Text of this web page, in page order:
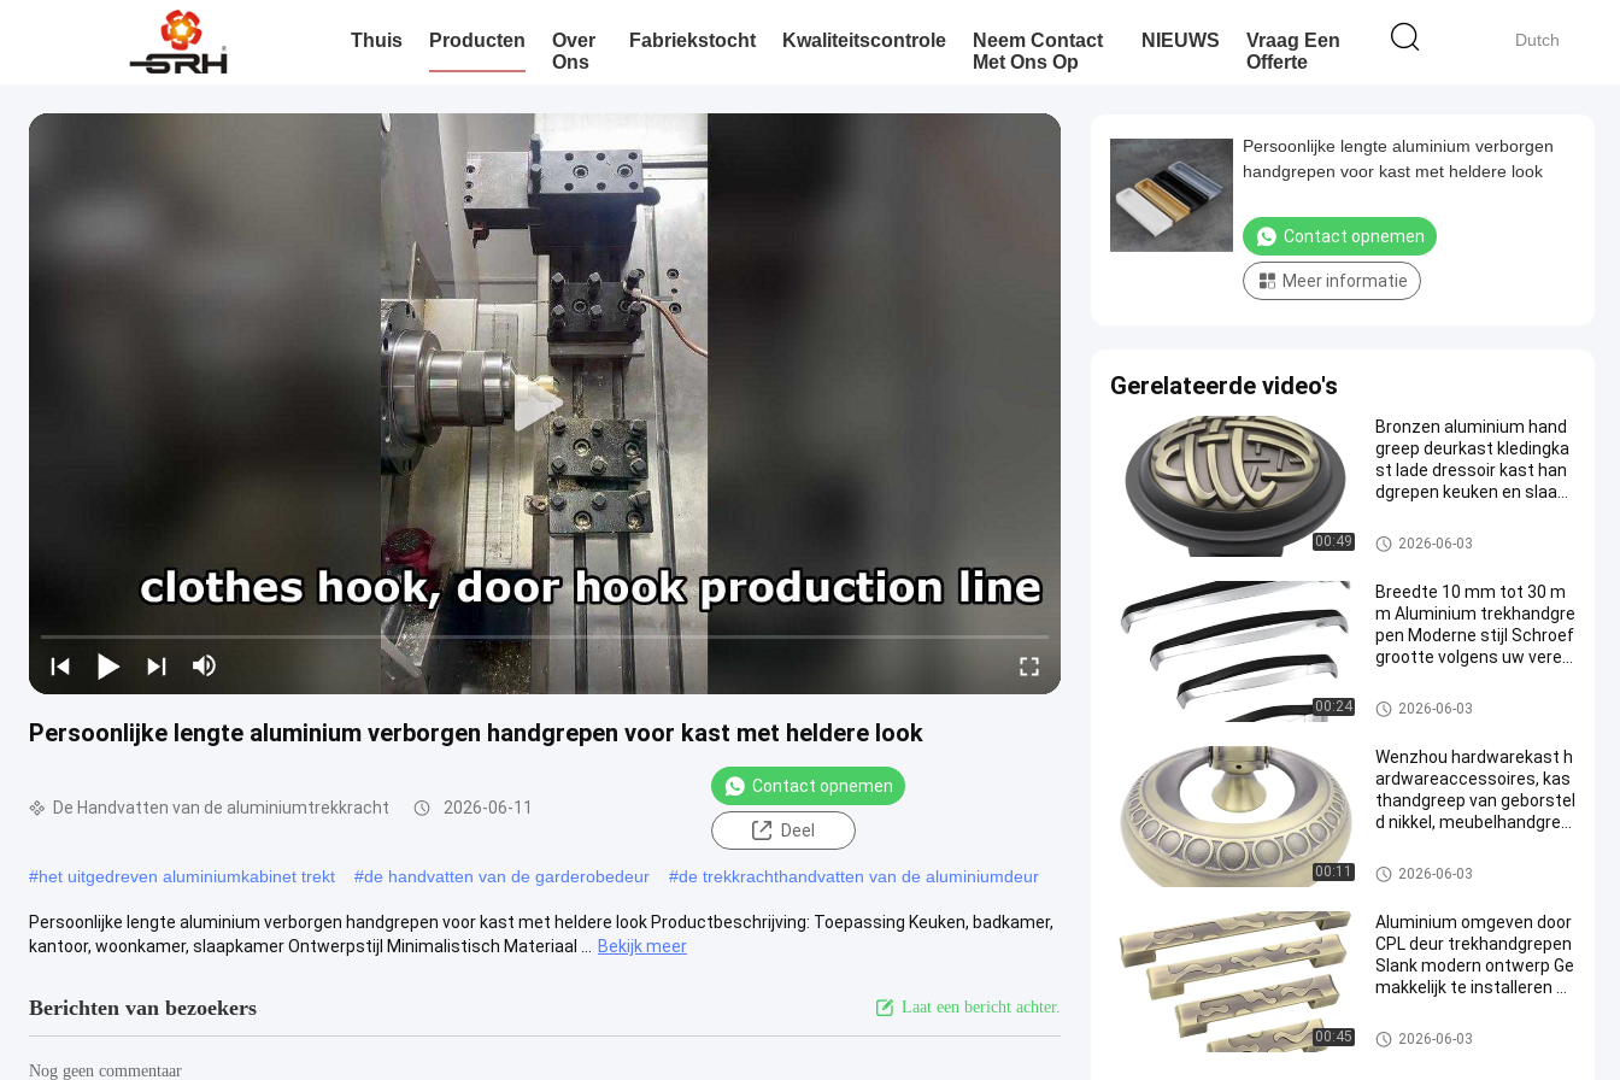
Dutch
Thuis Producten
Over
Ons
Fabriekstocht Kwaliteitscontrole
Neem Contact
Met Ons Op
NIEUWS
Vraag Een
Offerte
Persoonlijke lengte aluminium verborgen handgrepen voor kast met heldere look
De Handvatten van de aluminiumtrekkracht 2026-06-11
Contact opnemen
Deel
#het uitgedreven aluminiumkabinet trekt #de handvatten van de garderobedeur #de trekkrachthandvatten van de aluminiumdeur
Persoonlijke lengte aluminium verborgen handgrepen voor kast met heldere look Productbeschrijving: Toepassing Keuken, badkamer,
kantoor, woonkamer, slaapkamer Ontwerpstijl Minimalistisch Materiaal ...
Bekijk meer
Berichten van bezoekers Laat een bericht achter.
Nog geen commentaar
Persoonlijke lengte aluminium verborgen
handgrepen voor kast met heldere look
Contact opnemen
Meer informatie
Gerelateerde video's
00:49
Bronzen aluminium hand
greep deurkast kledingka
st lade dressoir kast han
dgrepen keuken en slaapk
De Handvatten van de alumini
umtrekkracht
2026-06-03
00:24
Breedte 10 mm tot 30 m
m Aluminium trekhandgre
pen Moderne stijl Schroef
grootte volgens uw vereis
udige installatie en lange
duur
De Handvatten van de alumini
umtrekkracht
2026-06-03
00:11
Wenzhou hardwarekast h
ardwareaccessoires, kas
thandgreep van geborstel
d nikkel, meubelhandgrep
De Handvatten van de alumini
umtrekkracht
2026-06-03
00:45
Aluminium omgeven door
CPL deur trekhandgrepen
Slank modern ontwerp Ge
makkelijk te installeren G
oegangsdeuren
De Handvatten van de alumini
umtrekkracht
2026-06-03